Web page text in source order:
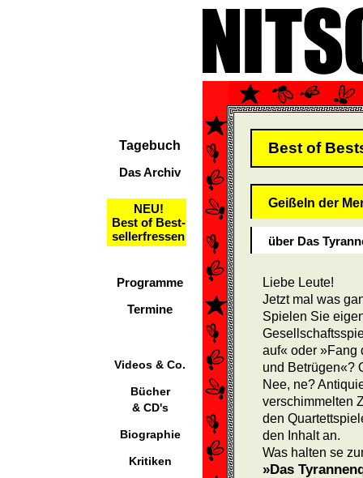
Tagebuch
Das Archiv
NEU!
Best of Best-
sellerfressen
Programme
Termine
Videos & Co.
Bücher
& CD's
Biographie
Kritiken
Best of
Geißeln der
über Das
Liebe Leute!
Jetzt mal was
Spielen Sie
auf« oder »Fang
und Betrügen«?
Nee, ne?
verschimmelten
den
den Inhalt an.
Was halten se
»Das